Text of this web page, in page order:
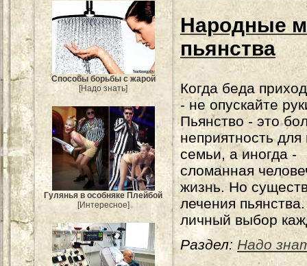
Способы борьбы с жарой
[Надо знать]
Гулянья в особняке Плейбой
[Интересное]
Народные
пьянства
Когда беда
- не опускайте
Пьянство - это
неприятность для
семьи, а иногда -
сломанная
жизнь. Но
лечения
личный выбор
Раздел: Надо